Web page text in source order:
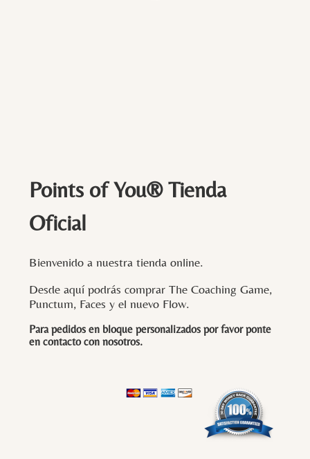
Points of You® Tienda
Oficial
Bienvenido a nuestra tienda online.
Desde aquí podrás comprar The Coaching Game,
Punctum, Faces y el nuevo Flow.
Para pedidos en bloque personalizados por favor ponte
en contacto con nosotros.